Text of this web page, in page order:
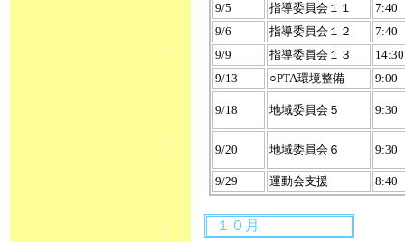
9/5
指導委員会１１
7:40
9/6
指導委員会１２
7:40
9/9
指導委員会１３
14:30
9/13
○PTA環境整備 9:00
9/18 地域委員会５ 9:30
9/20 地域委員会６ 9:30
9/29 運動会支援 8:40
１０月